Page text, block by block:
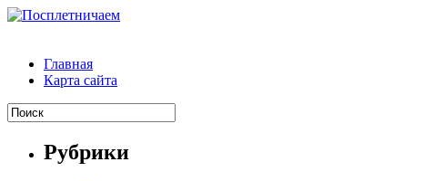
Главная
Карта сайта
Рубрики